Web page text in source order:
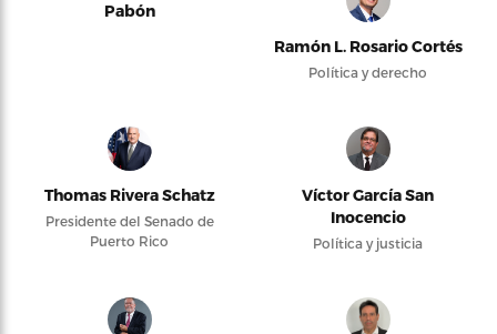
Pabón
Ramón L. Rosario Cortés
Política y derecho
Thomas Rivera Schatz
Presidente del Senado de
Puerto Rico
Víctor García San
Inocencio
Política y justicia